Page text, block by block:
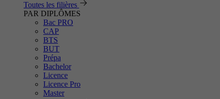
Toutes les filières
PAR DIPLÔMES
Bac PRO
CAP
BTS
BUT
Prépa
Bachelor
Licence
Licence Pro
Master